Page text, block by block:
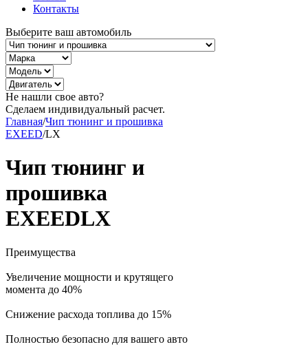
Контакты
Выберите ваш автомобиль
Не нашли свое авто?
Сделаем индивидуальный расчет.
Главная/Чип тюнинг и прошивка
EXEED/LX
Чип тюнинг и
прошивка
EXEEDLX
Преимущества
Увеличение мощности и крутящего
момента до 40%
Снижение расхода топлива до 15%
Полностью безопасно для вашего авто